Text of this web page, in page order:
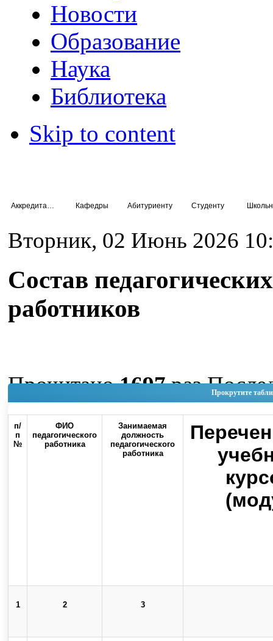
Новости
Образование
Наука
Библиотека
Skip to content
Кафедры Абитуриенту Студенту
Вторник, 02 Июнь 2026
Состав педагогических
работников
Прокрутите
п/
п
№
ФИО
педагогического
работника
Занимаемая
должность
педагогического
работника
1 2 3
Прочитано1697раз
изменение Четверг, 04
11:19